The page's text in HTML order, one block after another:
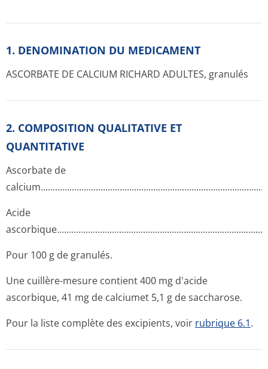
1. DENOMINATION DU MEDICAMENT
ASCORBATE DE CALCIUM RICHARD ADULTES, granulés
2. COMPOSITION QUALITATIVE ET
QUANTITATIVE
Ascorbate de
Acide
Pour 100 g de granulés.
Une cuillère-mesure contient 400 mg d'acide
ascorbique, 41 mg de calciumet 5,1 g de saccharose.
Pour la liste complète des excipients, voir rubrique 6.1.